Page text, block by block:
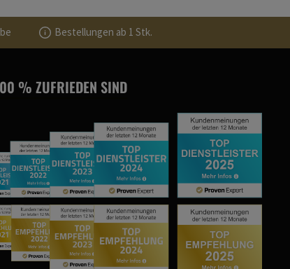
Bestellungen ab 1 Stk.
% ZUFRIEDEN SIND